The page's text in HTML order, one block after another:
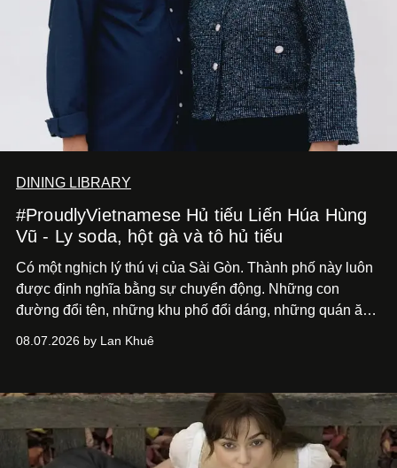
DINING LIBRARY
#ProudlyVietnamese Hủ tiếu Liến Húa Hùng
Vũ - Ly soda, hột gà và tô hủ tiếu
Có một nghịch lý thú vị của Sài Gòn. Thành phố này luôn
được định nghĩa bằng sự chuyển động. Những con
đường đổi tên, những khu phố đổi dáng, những quán ăn
nói về cái mới, về xu hướng tiếp theo, về những điều
08.07.2026 by Lan Khuê